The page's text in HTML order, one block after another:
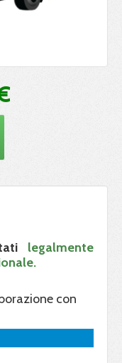
legalmente
con